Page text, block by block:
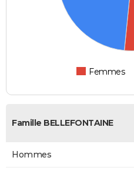
Femmes
Famille BELLEFONTAINE
Hommes